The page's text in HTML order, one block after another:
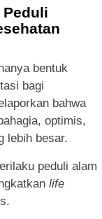
Peduli
bentuk
bagi
bahwa
optimis,
lebih besar.
peduli alam
life